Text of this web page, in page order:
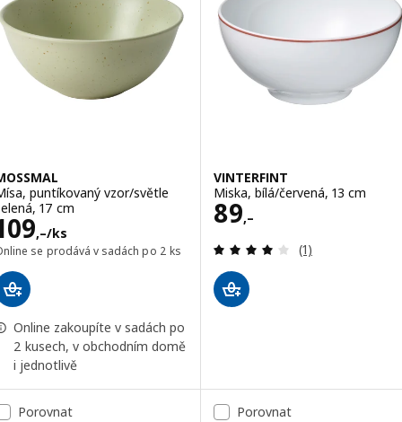
puntíkovaný vzor/světle
17 cm
,–/ks109,–/ks
se prodává v sadách po 2 ks
Online zakoupíte v sadách po
2 kusech, v obchodním domě
i jednotlivě
VINTERFINT
Miska, bílá/červená, 13 cm
89,–
Cena 89,–
Recenze: 4 z 5
(1)
Porovnat Porovnat